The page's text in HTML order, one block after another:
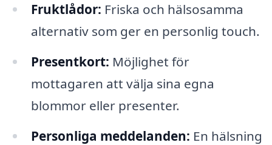
Fruktlådor: Friska och hälsosamma
alternativ som ger en personlig touch.
Presentkort: Möjlighet för
mottagaren att välja sina egna
blommor eller presenter.
Personliga meddelanden: En hälsning